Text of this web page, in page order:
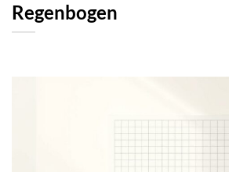
Regenbogen